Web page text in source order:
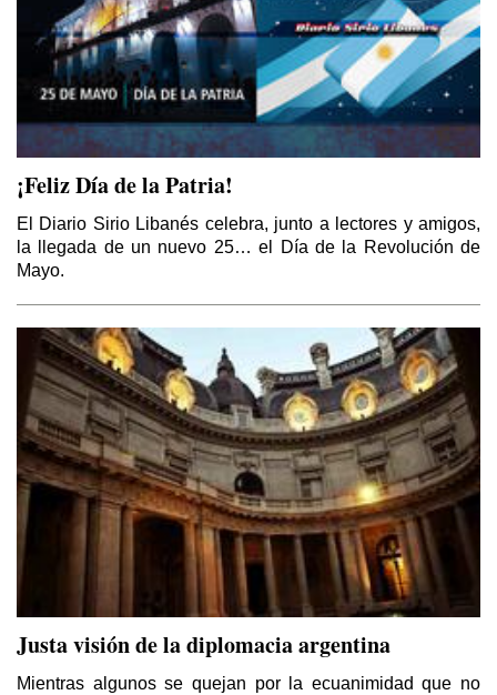
¡Feliz Día de la Patria!
El Diario Sirio Libanés celebra, junto a lectores y amigos,
la llegada de un nuevo 25… el Día de la Revolución de
Mayo.
Justa visión de la diplomacia argentina
Mientras algunos se quejan por la ecuanimidad que no
El Kurdistán y el Califato
Por Thierry Meyssan
Por Yaoudat Brahim
Esa Noche Tan Larga
Por Samir Kozali
El Papa en Tierra Santa
Por Yaoudat Brahim
Una voz en el desierto?
La doble moral de Israel
Por Gideon Levy